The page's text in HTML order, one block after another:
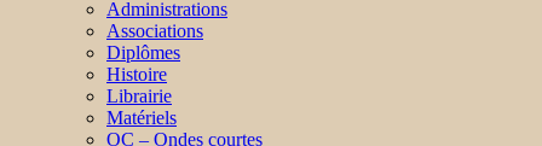
Administrations
Associations
Diplômes
Histoire
Librairie
Matériels
OC – Ondes courtes